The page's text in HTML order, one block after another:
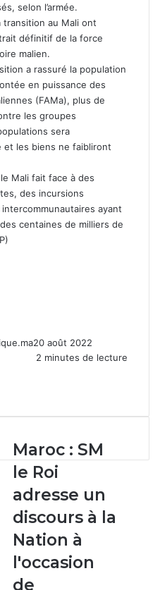
selon l’armée.
au Mali ont
définitif de la force
malien.
a rassuré la population
en puissance des
(FAMa), plus de
les groupes
sera
et les biens ne faibliront
Mali fait face à des
des incursions
ayant
centaines de milliers de
20 août 2022
2 minutes de lecture
Maroc :
SM
le
Roi
adresse
un
discours
à
la
Nation
Maroc : SM
le Roi
adresse un
discours à la
Nation à
l'occasion
de